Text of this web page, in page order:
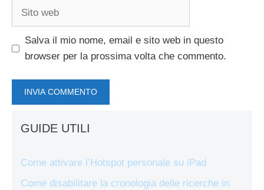
Sito
Salva il mio nome, email e sito web in questo
browser per la prossima volta che commento.
GUIDE UTILI
Come attivare l’Hotspot personale su iPad
Come disabilitare la cronologia delle ricerche in